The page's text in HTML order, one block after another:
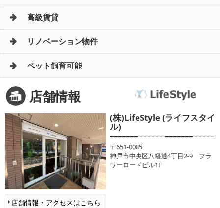
高級賃貸
リノベーション物件
ペット飼育可能
店舗情報
店舗情報・アクセスはこちら
(株)LifeStyle (ライフスタイ
ル)
〒651-0085
神戸市中央区八幡通4丁目2-9 フラ
ワーロードビル1F